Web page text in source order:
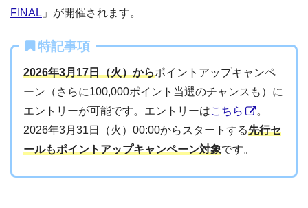
FINAL 」が開催されます。
特記事項
2026年3月17日（火）からポイントアップキャンペ
ーン（さらに100,000ポイント当選のチャンスも）に
エントリーが可能です。エントリーはこちら
。
2026年3月31日（火）00:00からスタートする先行セ
ールもポイントアップキャンペーン対象です。